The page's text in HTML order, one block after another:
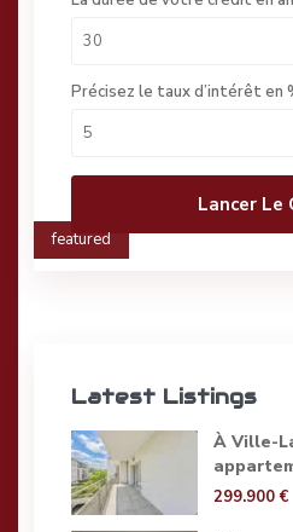
Précisez le taux d’intérêt en
Lancer Le
featured
Latest Listings
À Ville-
299.900 €